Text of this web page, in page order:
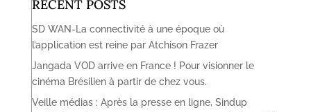
RECENT POSTS
SD WAN-La connectivité à une époque où
l’application est reine par Atchison Frazer
Jangada VOD arrive en France ! Pour visionner le
cinéma Brésilien à partir de chez vous.
Veille médias : Après la presse en ligne, Sindup